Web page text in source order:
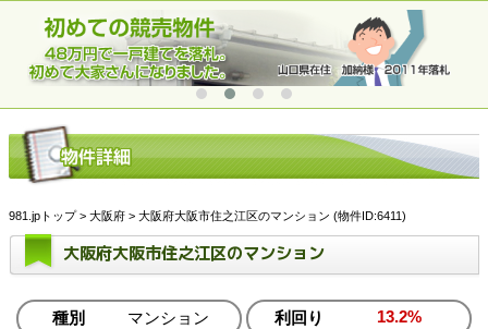
981.jpトップ> 大阪府 > 大阪府大阪市住之江区のマンション (物件ID:6411)
大阪府大阪市住之江区のマンション
種別 マンション 利回り 13.2%